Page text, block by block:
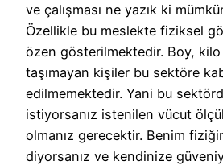
ve çalışması ne yazık ki
Özellikle bu meslekte fiziksel
özen gösterilmektedir. Boy,
taşımayan kişiler bu sektöre
edilmemektedir. Yani bu
istiyorsanız istenilen vücut
olmanız gerecektir. Benim
diyorsanız ve kendinize